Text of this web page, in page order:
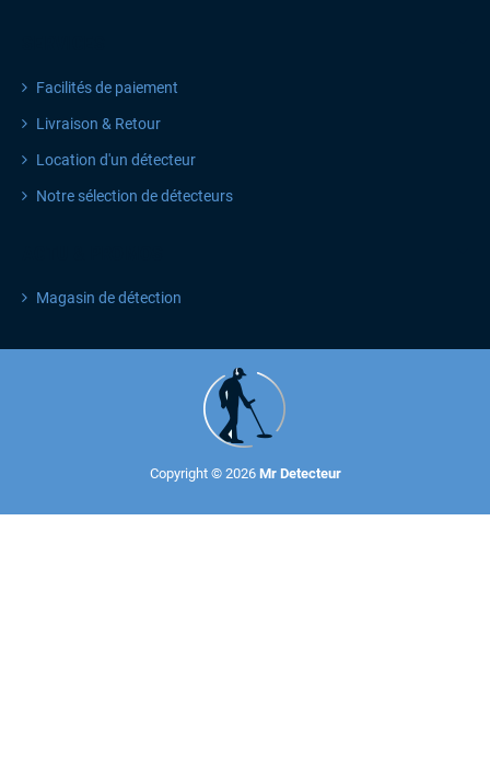
Facilités de paiement
Livraison & Retour
Location d'un détecteur
Notre sélection de détecteurs
Magasin de détection
Copyright © 2026 Mr Detecteur